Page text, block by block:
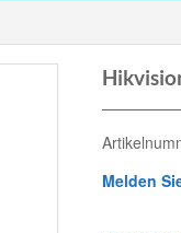
Melden